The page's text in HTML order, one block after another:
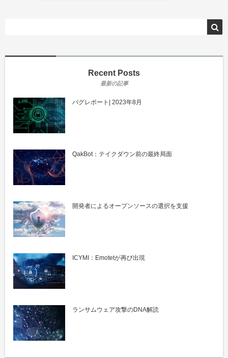
Recent Posts
バグレポート| 2023年8月
QakBot：テイクダウン前の最終局面
開発者によるオープンソースの選択を支援
ICYMI：Emotetが再び出現
ランサムウェア攻撃のDNA解読